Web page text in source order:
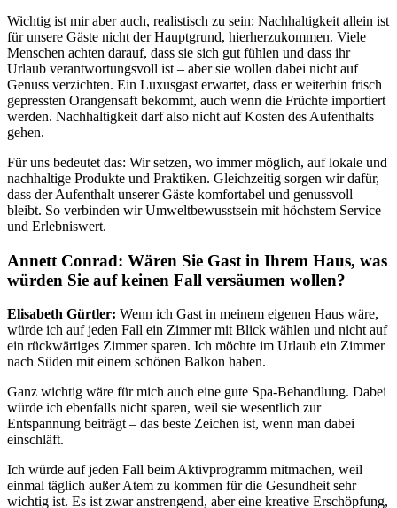
Wichtig ist mir aber auch, realistisch zu sein: Nachhaltigkeit allein ist
für unsere Gäste nicht der Hauptgrund, hierherzukommen. Viele
Menschen achten darauf, dass sie sich gut fühlen und dass ihr
Urlaub verantwortungsvoll ist – aber sie wollen dabei nicht auf
Genuss verzichten. Ein Luxusgast erwartet, dass er weiterhin frisch
gepressten Orangensaft bekommt, auch wenn die Früchte importiert
werden. Nachhaltigkeit darf also nicht auf Kosten des Aufenthalts
gehen.
Für uns bedeutet das: Wir setzen, wo immer möglich, auf lokale und
nachhaltige Produkte und Praktiken. Gleichzeitig sorgen wir dafür,
dass der Aufenthalt unserer Gäste komfortabel und genussvoll
bleibt. So verbinden wir Umweltbewusstsein mit höchstem Service
und Erlebniswert.
Annett Conrad: Wären Sie Gast in Ihrem Haus, was
würden Sie auf keinen Fall versäumen wollen?
Elisabeth Gürtler: Wenn ich Gast in meinem eigenen Haus wäre,
würde ich auf jeden Fall ein Zimmer mit Blick wählen und nicht auf
ein rückwärtiges Zimmer sparen. Ich möchte im Urlaub ein Zimmer
nach Süden mit einem schönen Balkon haben.
Ganz wichtig wäre für mich auch eine gute Spa-Behandlung. Dabei
würde ich ebenfalls nicht sparen, weil sie wesentlich zur
Entspannung beiträgt – das beste Zeichen ist, wenn man dabei
einschläft.
Ich würde auf jeden Fall beim Aktivprogramm mitmachen, weil
einmal täglich außer Atem zu kommen für die Gesundheit sehr
wichtig ist. Es ist zwar anstrengend, aber eine kreative Erschöpfung,